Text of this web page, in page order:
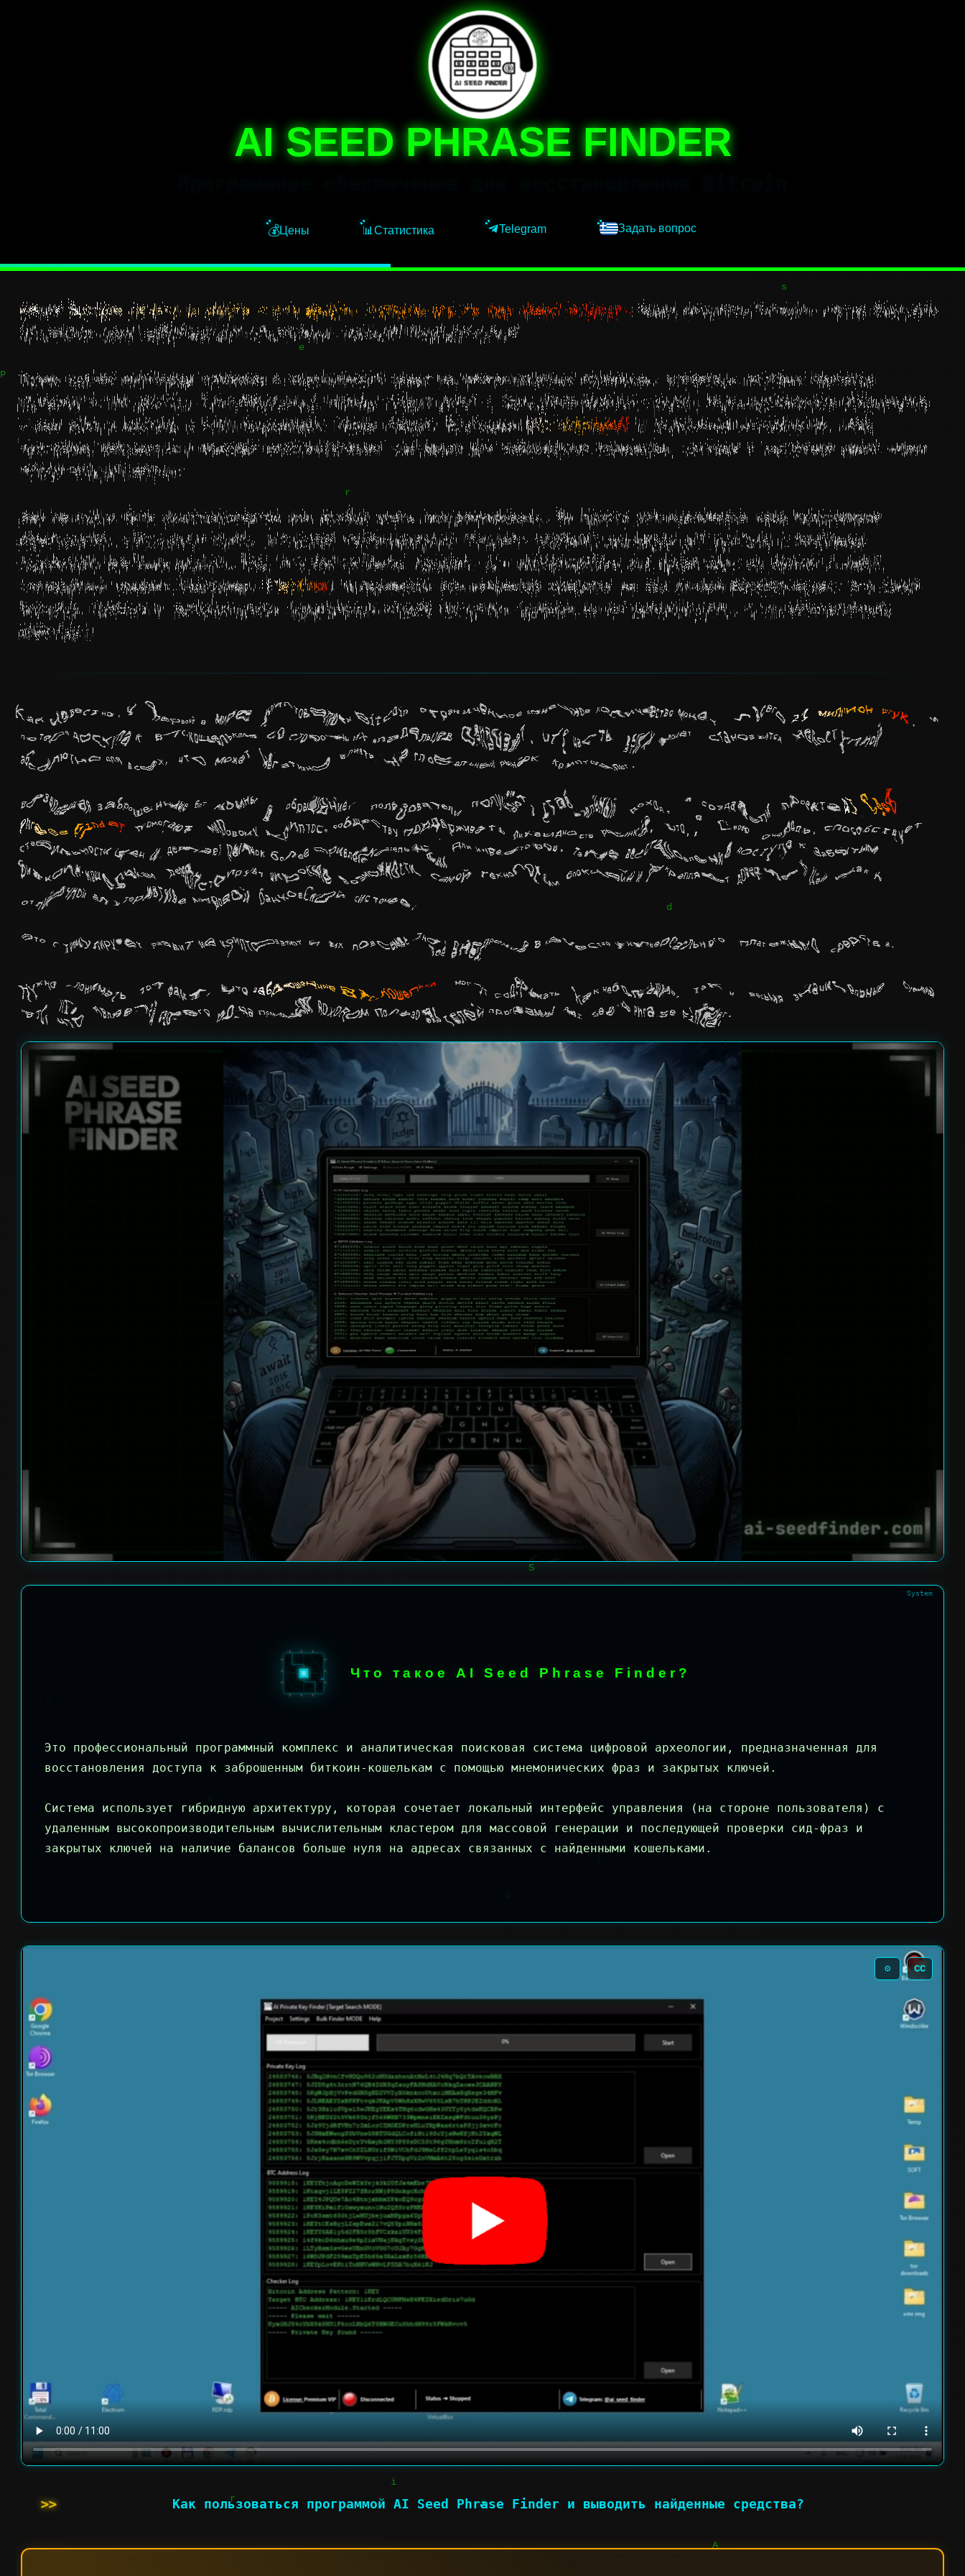
AI SEED PHRASE FINDER
💰Цены 📊Статистика Telegram Задать вопрос
Самые быстрые деньги в крипте — это деньги, которые кто-то уже давно потерял.Зачем покупать Биткоин, когда блокчейн
буквально усеян заброшенными кошельками, полными криптоактивов?
Прямо сейчас миллиарды долларов в совокупности лежат на многочисленных кошельках, владельцы которых навсегда
потеряли к ним доступ. Эти заброшенные активы годами висят в блокчейне мертвым грузом. Наше программное обеспечение
— ваш ключ к доступу к этим сокровищам. Проще говоря, благодаря HPC кластерам и уникальной методологии, наша
программа непрерывно и массово восстанавливает сид-фразы для заброшенных кошельков, которые в настоящее время имеют
положительный баланс.
Вам не нужно быть криптоэкспертом или вообще уметь программировать. Вы просто устанавливаете наше программное
обеспечение, запускаете поиск, и система гарантированно начинает находить сид-фразы для доступа к кошелькам,
содержащим реальные деньги. Все, что вам остается сделать, это импортировать сид фразы одну за другой в любой
стандартный кошелек (например, Electrum) и перевести все найденные средства на ваш личный Bitcoin-адрес. Это самый
быстрый, простой и технологически продвинутый способ получения прибыли на сегодняшний день, и он действительно
работает!
Как известно, у первой в мире криптовалюты Bitcoin ограниченное конечное количество монет — всего21 миллион штук
, и
потеря доступа к BTC-кошелькам со стороны их владельцев означает, что часть этих монет становится недоступной
абсолютно для всех, что может негативно влиять на глобальный рынок криптовалют.
Возвращая заброшенные биткоины в обращение, пользователи получают стабильный доход, а создатели проектаAI Seed
Phrase Finderпомогают мировому криптосообществу поддерживать ликвидность рынка, что, в свою очередь, способствует
стабильности цен и делает рынок более привлекательным для инвесторов. Также восстановление доступа к забытым
биткоин-кошелькам демонстрирует широкие возможности самой технологии блокчейн и укрепляет доверие к ней как к
отличной альтернативе мировой банковской системе.
Это стимулирует развитие криптовалют и их повсеместное внедрение в качестве универсального платежного средства.
Нужно понимать тот факт, что заброшенные BTC-кошельки
могут содержать как небольшие, так и весьма значительные суммы
BTC, что является своего рода прямым доходом пользователей программы AI Seed Phrase Finder.
Что такое AI Seed Phrase Finder?
Это профессиональный программный комплекс и аналитическая поисковая система цифровой археологии, предназначенная для
восстановления доступа к заброшенным биткоин-кошелькам с помощью мнемонических фраз и закрытых ключей.
Система использует гибридную архитектуру, которая сочетает локальный интерфейс управления (на стороне пользователя) с
удаленным высокопроизводительным вычислительным кластером для массовой генерации и последующей проверки сид-фраз и
закрытых ключей на наличие балансов больше нуля на адресах связанных с найденными кошельками.
CC
⚙️
Как пользоваться программой AI Seed Phrase Finder и выводить найденные средства?